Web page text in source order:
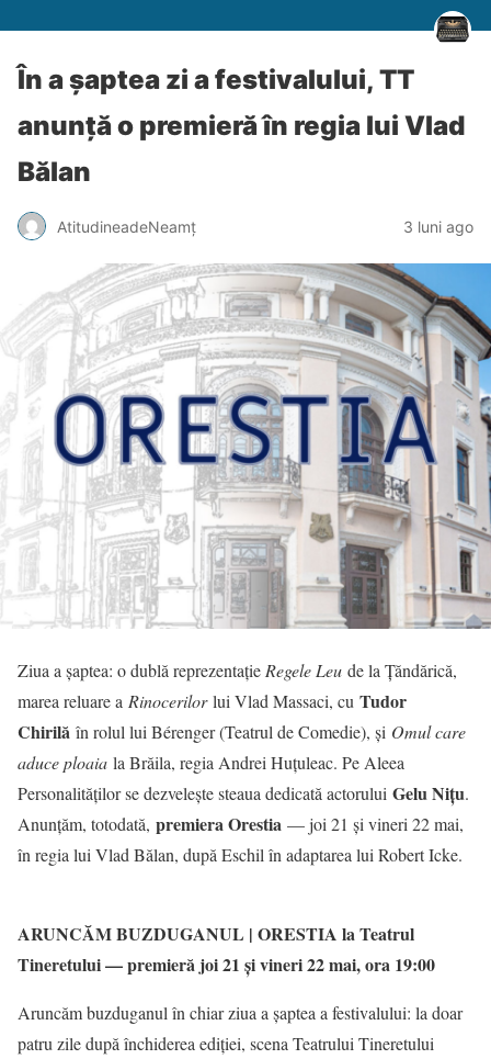
În a șaptea zi a festivalului, TT
anunță o premieră în regia lui Vlad
Bălan
AtitudineadeNeamț 3 luni ago
Ziua a șaptea: o dublă reprezentațieRegele Leu de la Țăndărică,
marea reluare a Rinocerilorlui Vlad Massaci, cu Tudor
Chirilă în rolul lui Bérenger (Teatrul de Comedie), și Omul care
aduce ploaia la Brăila, regia Andrei Huțuleac. Pe Aleea
Personalităților se dezvelește steaua dedicată actorului Gelu Nițu.
Anunțăm, totodată, premiera Orestia — joi 21 și vineri 22 mai,
în regia lui Vlad Bălan, după Eschil în adaptarea lui Robert Icke.
ARUNCĂM BUZDUGANUL | ORESTIA la Teatrul
Tineretului — premieră joi 21 și vineri 22 mai, ora 19:00
Aruncăm buzduganul în chiar ziua a șaptea a festivalului: la doar
patru zile după închiderea ediției, scena Teatrului Tineretului